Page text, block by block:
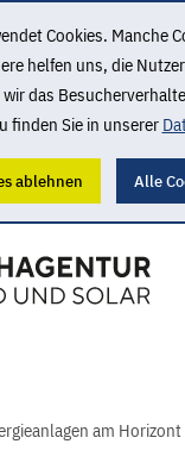
Cookies. Manche
helfen uns, die
das
finden Sie in unserer
ablehnen Alle